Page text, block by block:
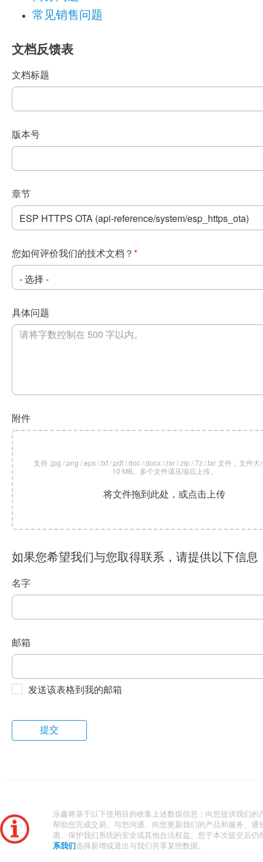
常见销售问题
文档反馈表
文档标题
版本号
章节
您如何评价我们的技术文档？ *
具体问题
附件
支持 .jpg /.png /.eps /.txt /.pdf /.doc /.docx /.rar /.zip /.7z /.tar 文件，文件大
10 MB。多个文件请压缩后上传。
将文件拖到此处，或点击上传
如果您希望我们与您取得联系，请提供以下信息
名字
邮箱
发送该表格到我的邮箱
乐鑫将基于以下使用目的收集上述数据信息：向您提供我们的
帮助您完成交易、与您沟通、向您更新我们的产品和服务、通
惠、保护我们系统的安全或其他合法权益。您于本次提交后仍
系我们 选择新增或退出与我们共享某些数据。